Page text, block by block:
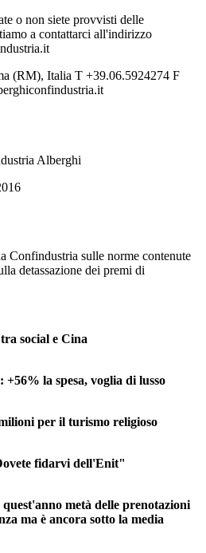
o non siete provvisti delle
a contattarci all'indirizzo
(RM), Italia T +39.06.5924274 F
Alberghi
Confindustria sulle norme contenute
detassazione dei premi di
social e Cina
la spesa, voglia di lusso
per il turismo religioso
fidarvi dell'Enit"
metà delle prenotazioni
ma è ancora sotto la media